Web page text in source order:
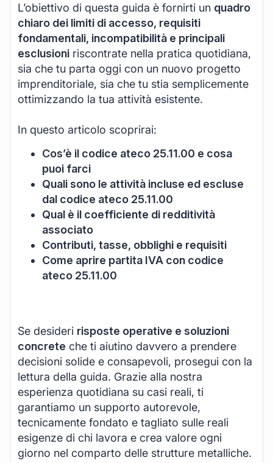
L’obiettivo di questa guida è fornirti un quadro
chiaro dei limiti di accesso, requisiti
fondamentali, incompatibilità e principali
esclusioni riscontrate nella pratica quotidiana,
sia che tu parta oggi con un nuovo progetto
imprenditoriale, sia che tu stia semplicemente
ottimizzando la tua attività esistente.
In questo articolo scoprirai:
Cos’è il codice ateco 25.11.00 e cosa
puoi farci
Quali sono le attività incluse ed escluse
dal codice ateco 25.11.00
Qual è il coefficiente di redditività
associato
Contributi, tasse, obblighi e requisiti
Come aprire partita IVA con codice
ateco 25.11.00
Se desideri risposte operative e soluzioni
concrete che ti aiutino davvero a prendere
decisioni solide e consapevoli, prosegui con la
lettura della guida. Grazie alla nostra
esperienza quotidiana su casi reali, ti
garantiamo un supporto autorevole,
tecnicamente fondato e tagliato sulle reali
esigenze di chi lavora e crea valore ogni
giorno nel comparto delle strutture metalliche.